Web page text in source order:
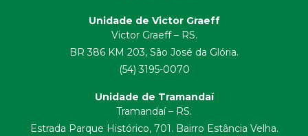
Unidade de Victor Graeff
Victor Graeff – RS.
BR 386 KM 203, São José da Glória.
(54) 3195-0070
Unidade de Tramandaí
Tramandaí – RS.
Estrada Parque Histórico, 701. Bairro Estância Velha.